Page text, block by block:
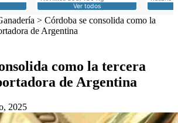
Ver todos
> Córdoba se consolida como la
de Argentina
como la tercera
de Argentina
2025